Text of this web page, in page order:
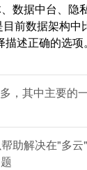
数据中台、隐
前数据架构中
述正确的选项。
，其中主要的
助解决在"多